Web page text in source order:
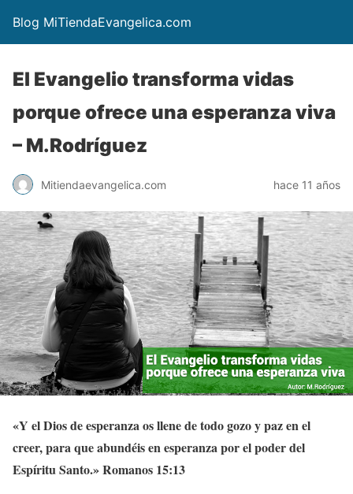
Blog MiTiendaEvangelica.com
El Evangelio transforma vidas
porque ofrece una esperanza viva
– M.Rodríguez
Mitiendaevangelica.com hace 11 años
«Y el Dios de esperanza os llene de todo gozo y paz en el
creer, para que abundéis en esperanza por el poder del
Espíritu Santo.» Romanos 15:13